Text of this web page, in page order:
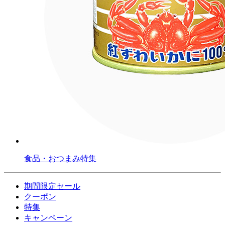
食品・おつまみ特集
期間限定セール
クーポン
特集
キャンペーン